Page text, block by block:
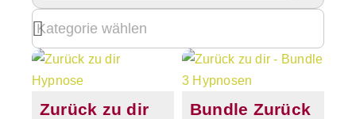
Zurück zu dir
Bundle Zurück